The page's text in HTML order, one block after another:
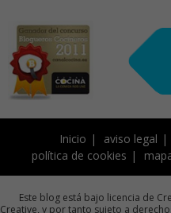
Inicio aviso legal
política de cookies
Este blog está bajo licencia de
Creative, y por tanto sujeto a